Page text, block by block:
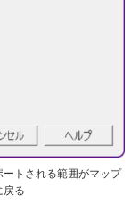
ートされる範囲がマップ
戻る